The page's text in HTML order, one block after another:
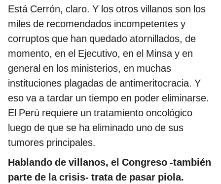
Está Cerrón, claro. Y los otros villanos son los
miles de recomendados incompetentes y
corruptos que han quedado atornillados, de
momento, en el Ejecutivo, en el Minsa y en
general en los ministerios, en muchas
instituciones plagadas de antimeritocracia. Y
eso va a tardar un tiempo en poder eliminarse.
El Perú requiere un tratamiento oncológico
luego de que se ha eliminado uno de sus
tumores principales.
Hablando de villanos, el Congreso -también
parte de la crisis- trata de pasar piola.